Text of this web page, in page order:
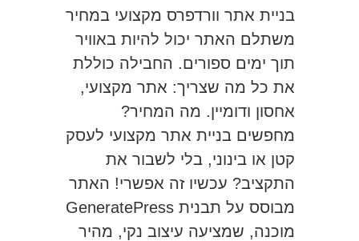
בניית אתר וורדפרס מקצועי במחיר
משתלם האתר יכול להיות באוויר
תוך ימים ספורים. החבילה כוללת
את כל מה שצריך: אתר מקצועי,
אחסון ודומיין. מה המחיר?
מחפשים בניית אתר מקצועי לעסק
קטן או בינוני, בלי לשבור את
התקציב? עכשיו זה אפשרי! האתר
מבוסס על תבנית GeneratePress
מוכנה, שמציעה עיצוב נקי, מהיר